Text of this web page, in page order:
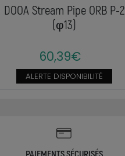
DOOA Stream Pipe ORB P-2
(φ13)
60,39€
ALERTE DISPONIBILITÉ
PAIEMENTS SÉCURISÉS